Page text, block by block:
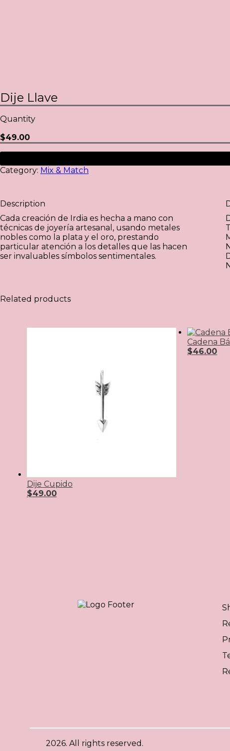
Dije Llave
Quantity
$49.00
Category: Mix & Match
Description
Cada creación de Irdia es hecha a mano con
técnicas de joyería artesanal, usando metales
nobles como la plata y el oro, prestando
particular atención a los detalles que las hacen
ser invaluables símbolos sentimentales.
Related products
Dije Cupido
$49.00
Cadena
$46.00
2026. All rights reserved.